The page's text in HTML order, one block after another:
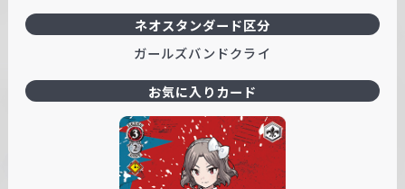
ネオスタンダード区分
ガールズバンドクライ
お気に入りカード